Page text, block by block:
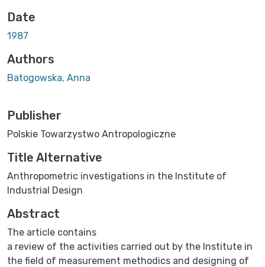
Date
1987
Authors
Batogowska, Anna
Publisher
Polskie Towarzystwo Antropologiczne
Title Alternative
Anthropometric investigations in the Institute of
Industrial Design
Abstract
The article contains
a review of the activities carried out by the Institute in
the field of measurement methodics and designing of